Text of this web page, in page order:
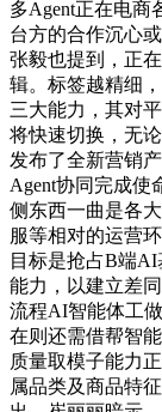
多Agent正在电商
台方的合作沉心
张毅也提到，正
辑。标签越精细
三大能力，其对
将快速切换，无
发布了全新营销
Agent协同完成使
侧东西一曲是各
服等相对的运营
目标是抢占B端
能力，以建立差
流程AI智能体工
在则还需借帮智
质量取模子能力
属品类及商品特